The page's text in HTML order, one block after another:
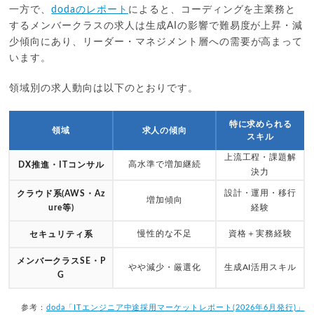
一方で、dodaのレポート によると、コーディングを主業務と
するメンバークラスの求人は生成AIの影響で難易度が上昇・減
少傾向にあり、リーダー・マネジメント層への需要が高まって
います。
領域別の求人動向は以下のとおりです。
領域 求人の傾向
特に求められる
スキル
DX推進・ITコンサル 高水準で増加継続
上流工程・課題解
決力
クラウド系(AWS・Az
ure等)
増加傾向
設計・運用・移行
経験
セキュリティ系 慢性的な不足 資格＋実務経験
メンバークラスSE・P
G
やや減少・厳選化 生成AI活用スキル
参考：doda「ITエンジニア中途採用マーケットレポート(2026年6月発行)」